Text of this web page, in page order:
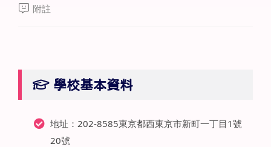
附註
學校基本資料
地址：202-8585東京都西東京市新町一丁目1號
20號